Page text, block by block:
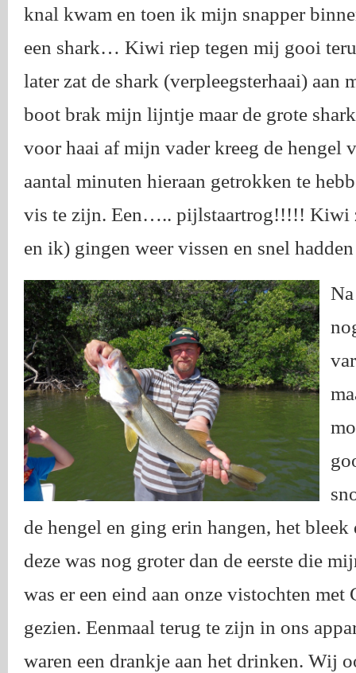
knal kwam en toen ik mijn snapper
een shark… Kiwi riep tegen mij gooi
later zat de shark (verpleegsterhaai)
boot brak mijn lijntje maar de grote
voor haai af mijn vader kreeg de hengel
aantal minuten hieraan getrokken te
vis te zijn. Een….. pijlstaartrog!!!!! Kiwi
en ik) gingen weer vissen en snel
de hengel en ging erin hangen, het
deze was nog groter dan de eerste die
was er een eind aan onze vistochten
gezien. Eenmaal terug te zijn in ons
waren een drankje aan het drinken. Wij